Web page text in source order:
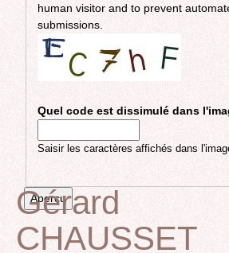
human visitor and to prevent
submissions.
Quel code est dissimulé dans
Saisir les caractères affichés dans
Back
Gérard
CHAUSSET